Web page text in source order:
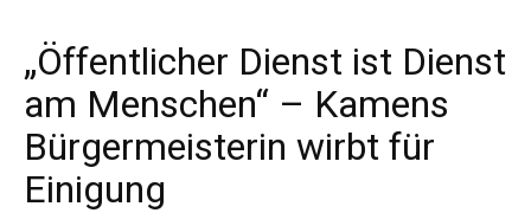
„Öffentlicher Dienst ist Dienst
am Menschen“ – Kamens
Bürgermeisterin wirbt für
Einigung